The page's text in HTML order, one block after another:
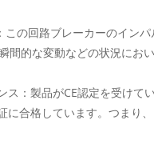
この回路ブレーカーのイン
間的な変動などの状況にお
ス：製品がCE認定を受け
に合格しています。つまり